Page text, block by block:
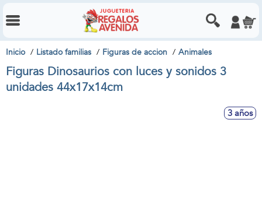
Inicio Listado familias Figuras de accion Animales
Figuras Dinosaurios con luces y sonidos 3
unidades 44x17x14cm
3 años